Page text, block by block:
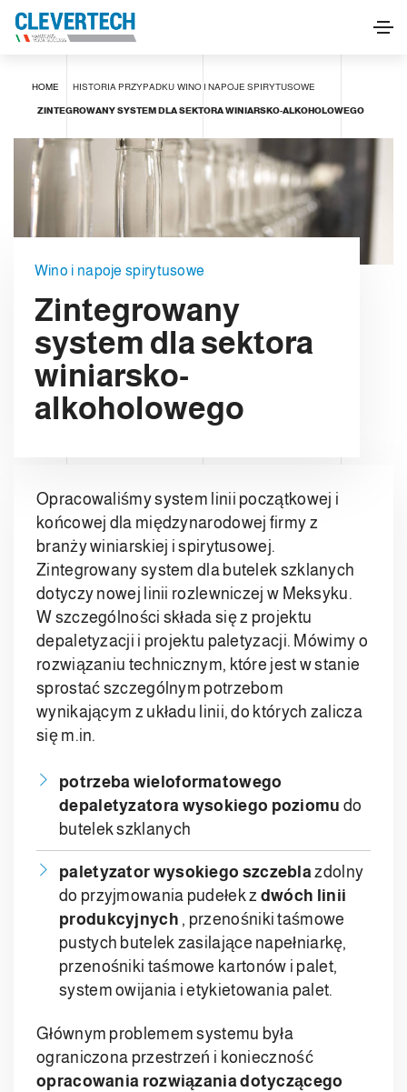
HOME HISTORIA PRZYPADKU WINO I NAPOJE SPIRYTUSOWE
ZINTEGROWANY SYSTEM DLA SEKTORA WINIARSKO-ALKOHOLOWEGO
Wino i napoje spirytusowe
Zintegrowany
system dla sektora
winiarsko-
alkoholowego
Opracowaliśmy system linii początkowej i
końcowej dla międzynarodowej firmy z
branży winiarskiej i spirytusowej.
Zintegrowany system dla butelek szklanych
dotyczy nowej linii rozlewniczej w Meksyku.
W szczególności składa się z projektu
depaletyzacji i projektu paletyzacji. Mówimy o
rozwiązaniu technicznym, które jest w stanie
sprostać szczególnym potrzebom
wynikającym z układu linii, do których zalicza
się m.in.
potrzeba wieloformatowego
depaletyzatora wysokiego poziomu do
butelek szklanych
paletyzator wysokiego szczeblazdolny
do przyjmowania pudełek z dwóch linii
produkcyjnych , przenośniki taśmowe
pustych butelek zasilające napełniarkę,
przenośniki taśmowe kartonów i palet,
system owijania i etykietowania palet.
Głównym problemem systemu była
ograniczona przestrzeń i konieczność
opracowania rozwiązania dotyczącego